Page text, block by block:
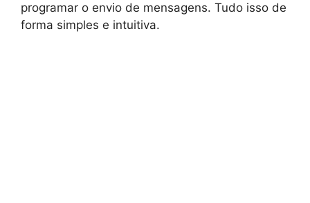
programar o envio de mensagens. Tudo isso de
forma simples e intuitiva.